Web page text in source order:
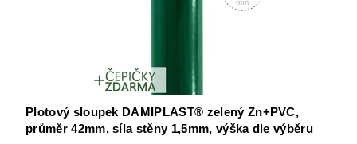
Plotový sloupek DAMIPLAST® zelený Zn+PVC,
průměr 42mm, síla stěny 1,5mm, výška dle výběru